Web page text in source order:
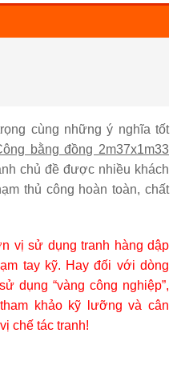
cùng những ý nghĩa tốt
bằng đồng 2m37x1m33
chủ đề được nhiều khách
thủ công hoàn toàn, chất
vị sử dụng tranh hàng dập
tay kỹ. Hay đối với dòng
dụng “vàng công nghiệp”,
khảo kỹ lưỡng và cân
chế tác tranh!